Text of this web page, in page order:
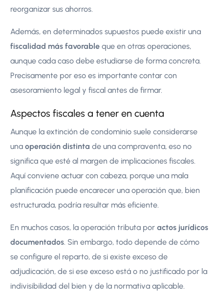
reorganizar sus ahorros.
Además, en determinados supuestos puede existir una
fiscalidad más favorable que en otras operaciones,
aunque cada caso debe estudiarse de forma concreta.
Precisamente por eso es importante contar con
asesoramiento legal y fiscal antes de firmar.
Aspectos fiscales a tener en cuenta
Aunque la extinción de condominio suele considerarse
unaoperación distinta de una compraventa, eso no
significa que esté al margen de implicaciones fiscales.
Aquí conviene actuar con cabeza, porque una mala
planificación puede encarecer una operación que, bien
estructurada, podría resultar más eficiente.
En muchos casos, la operación tributa poractos jurídicos
documentados. Sin embargo, todo depende de cómo
se configure el reparto, de si existe exceso de
adjudicación, de si ese exceso está o no justificado por la
indivisibilidad del bien y de la normativa aplicable.